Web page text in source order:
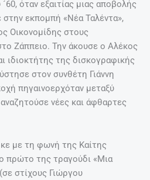
όταν εξαιτίας μιας αποβολής
εκπομπή «Νέα Ταλέντα»,
Οικονομίδης στους
Ζάππειο. Την άκουσε ο Αλέκος
ιδιοκτήτης της δισκογραφικής
στον συνθέτη Γιάννη
πηγαινοερχόταν μεταξύ
νέες και άφθαρτες
με τη φωνή της Καίτης
πρώτο της τραγούδι «Μια
στίχους Γιώργου